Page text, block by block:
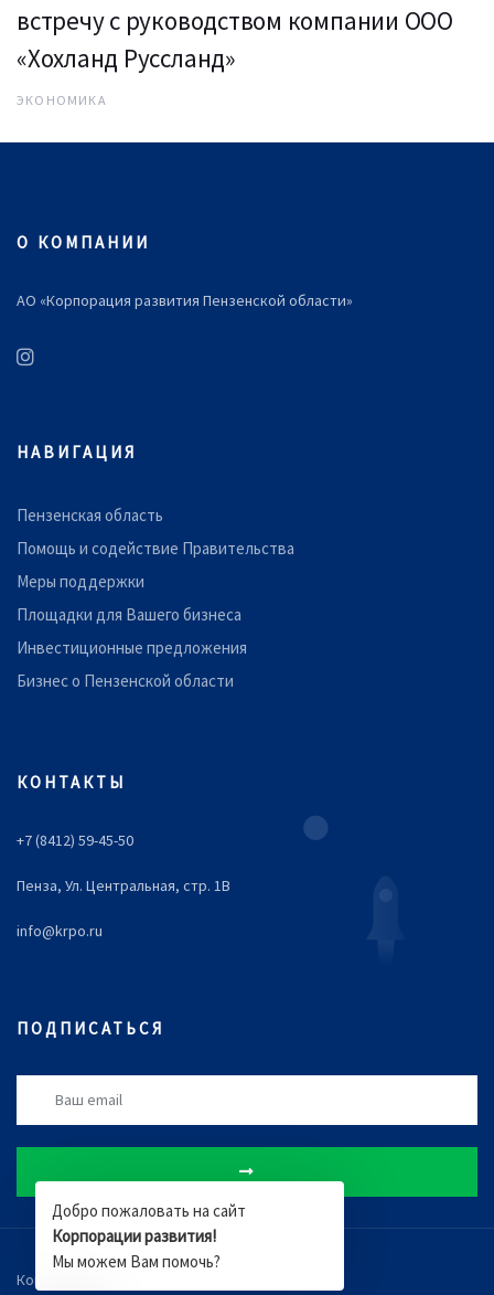
Добро пожаловать на сайт
Корпорации развития!
Мы можем Вам помочь?
встречу с руководством компании ООО
«Хохланд Руссланд»
ЭКОНОМИКА
О КОМПАНИИ
АО «Корпорация развития Пензенской области»
НАВИГАЦИЯ
Пензенская область
Помощь и содействие Правительства
Меры поддержки
Площадки для Вашего бизнеса
Инвестиционные предложения
Бизнес о Пензенской области
КОНТАКТЫ
+7 (8412) 59-45-50
Пенза, Ул. Центральная, стр. 1В
info@krpo.ru
ПОДПИСАТЬСЯ
Компания